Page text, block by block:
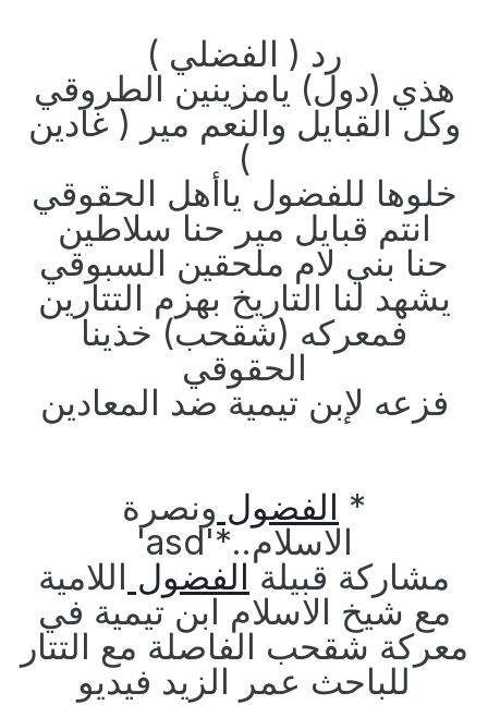
رد ( الفضلي )
هذي (دول) يامزينين الطروقي
وكل القبايل والنعم مير ( غادين
)
خلوها للفضول ياأهل الحقوقي
انتم قبايل مير حنا سلاطين
حنا بني لام ملحقين السبوقي
يشهد لنا التاريخ بهزم التتارين
فمعركه (شقحب) خذينا
الحقوقي
فزعه لإبن تيمية ضد المعادين
* الفضول ونصرة
الاسلام..*'asd'
مشاركة قبيلةالفضول اللامية
مع شيخ الاسلام ابن تيمية في
معركة شقحب الفاصلة مع التتار
للباحث عمر الزيد فيديو